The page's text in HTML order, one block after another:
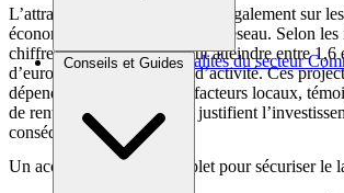
Brèves et actus Actualités du secteur
Conseils et Guides
L’attractivité du modèle repose également sur
économiques annoncées par le réseau. Selon
chiffre d’affaires moyen peut atteindre entre
d’euros après deux années d’activité. Ces
dépendantes de nombreux facteurs locaux,
de rentabilité du concept et justifient
conséquent.
Un accompagnement complet pour sécuriser le